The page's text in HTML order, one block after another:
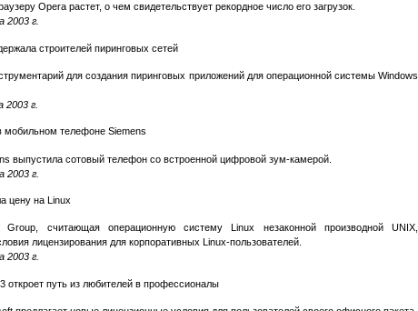
Opera растет, о чем свидетельствует рекордное число его загрузок.
2003 г.
строителей пиринговых сетей
для создания пиринговых приложений для операционной системы Windows
2003 г.
мобильном телефоне Siemens
выпустила сотовый телефон со встроенной цифровой зум-камерой.
2003 г.
цену на Linux
Group, считающая операционную систему Linux незаконной производной UNIX,
лицензирования для корпоративных Linux-пользователей.
2003 г.
откроет путь из любителей в профессионалы